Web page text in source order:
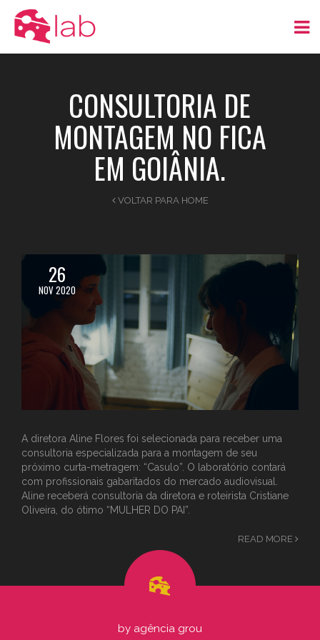
CONSULTORIA DE
MONTAGEM NO FICA
EM GOIÂNIA.
VOLTAR PARA HOME
26
NOV 2020
A diretora Aline Flores foi selecionada para receber uma
consultoria especializada para a montagem de seu
próximo curta-metragem: “Casulo”. O laboratório contará
com profissionais gabaritados do mercado audiovisual.
Aline receberá consultoria da diretora e roteirista Cristiane
Oliveira, do ótimo “MULHER DO PAI”.
READ MORE
by agência grou